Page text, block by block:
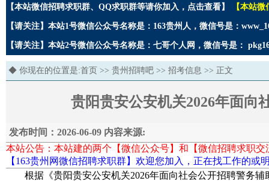
【本站微信招聘求职群、QQ求职群等请你加入，点击查看】 【本站
【请关注】本站1号微信公众号名称是：163贵州人，微信号是：
【请关注】本站2号微信公众号名称是：七哥个人网，微信号是：
◆ 你现在的位置是:首页 >> 贵州招聘吧 >> 招考信息 >> 正文
贵阳贵安公安机关2026年面向
发布时间：2026-06-09 内容来源:
本站公告：本站建的两个【微信公众号】和【微信招聘求职
【163贵州网微信招聘求职群】欢迎您加入，正在找工作的
根据《贵阳贵安公安机关2026年面向社会公开招聘警务